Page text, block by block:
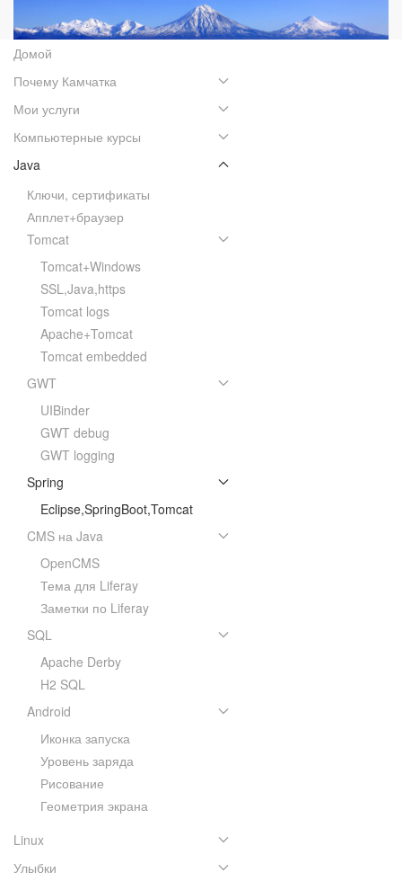
Домой
Почему Камчатка
Мои услуги
Компьютерные курсы
Java
Ключи, сертификаты
Апплет+браузер
Tomcat
Tomcat+Windows
SSL,Java,https
Tomcat logs
Apache+Tomcat
Tomcat embedded
GWT
UIBinder
GWT debug
GWT logging
Spring
Eclipse,SpringBoot,Tomcat
CMS на Java
OpenCMS
Тема для Liferay
Заметки по Liferay
SQL
Apache Derby
H2 SQL
Android
Иконка запуска
Уровень заряда
Рисование
Геометрия экрана
Linux
Улыбки